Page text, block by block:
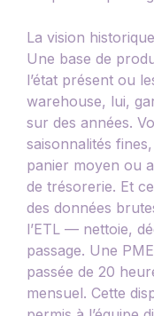
La vision
Une base de
l’état présent ou
warehouse, lui,
sur des années.
saisonnalités
panier moyen ou
de trésorerie. Et
des données
l’ETL — nettoie,
passage. Une
passée de 20
mensuel. Cette